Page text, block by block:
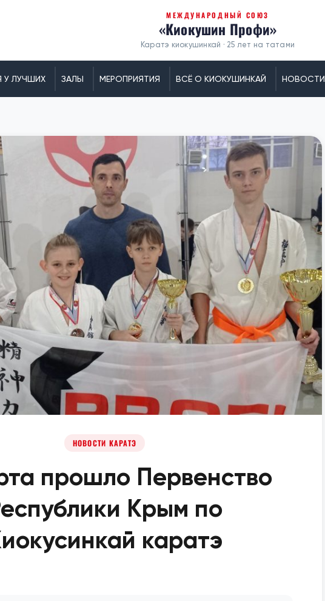
МЕЖДУНАРОДНЫЙ СОЮЗ
«Киокушин Профи»
Каратэ киокушинкай · 25 лет на татами
У ЛУЧШИХ ЗАЛЫ МЕРОПРИЯТИЯ ВСЁ О КИОКУШИНКАЙ НОВОСТИ
НОВОСТИ КАРАТЭ
прошло Первенство
Крым по
каратэ